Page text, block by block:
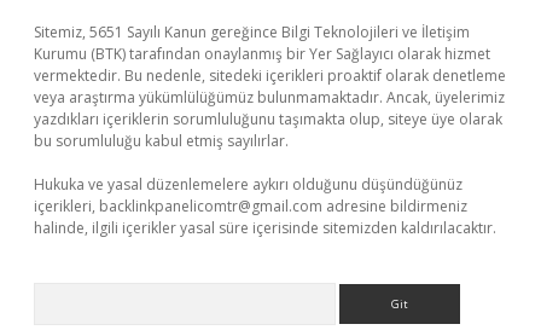
Sitemiz, 5651 Sayılı Kanun gereğince Bilgi Teknolojileri ve İletişim
Kurumu (BTK) tarafından onaylanmış bir Yer Sağlayıcı olarak hizmet
vermektedir. Bu nedenle, sitedeki içerikleri proaktif olarak denetleme
veya araştırma yükümlülüğümüz bulunmamaktadır. Ancak, üyelerimiz
yazdıkları içeriklerin sorumluluğunu taşımakta olup, siteye üye olarak
bu sorumluluğu kabul etmiş sayılırlar.
Hukuka ve yasal düzenlemelere aykırı olduğunu düşündüğünüz
içerikleri, backlinkpanelicomtr@gmail.com adresine bildirmeniz
halinde, ilgili içerikler yasal süre içerisinde sitemizden kaldırılacaktır.